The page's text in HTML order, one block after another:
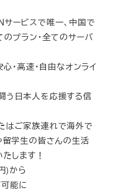
ービスで唯一、中国で
プラン・全てのサーバ
心・高速・自由なオンライ
う日本人を応援する信
はご家族連れで海外で
学生の皆さんの生活
します！
)から
能に